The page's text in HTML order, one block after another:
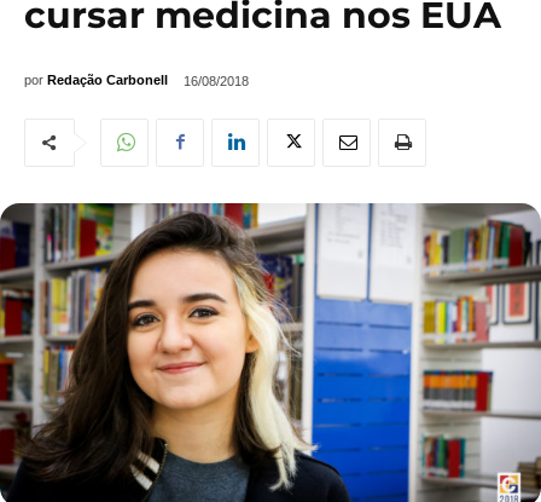
cursar medicina nos EUA
por Redação Carbonell 16/08/2018